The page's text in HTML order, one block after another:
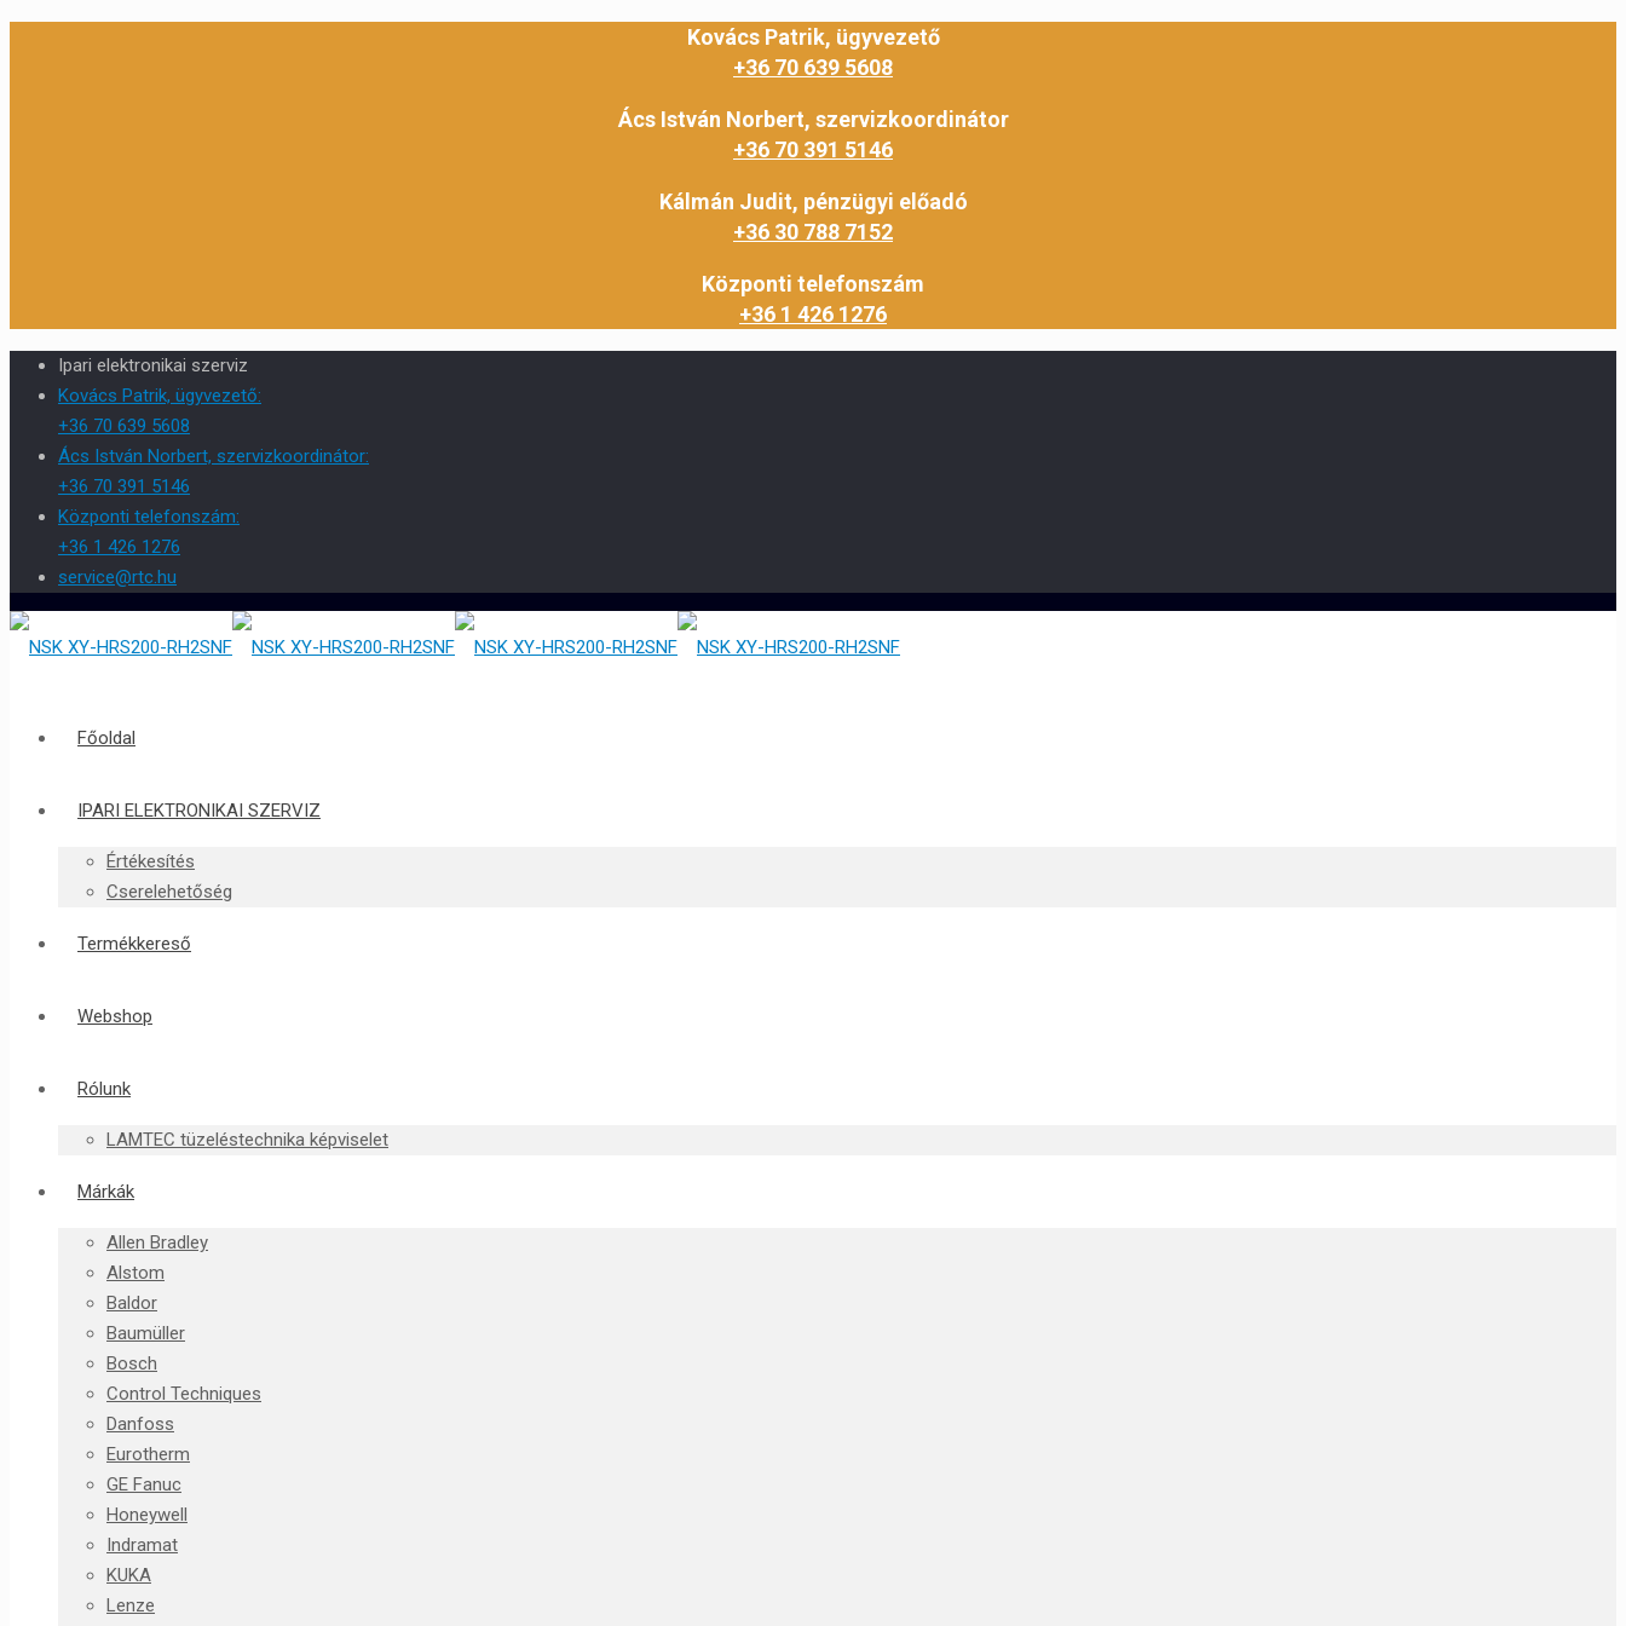
Kovács Patrik, ügyvezető
+36 70 639 5608
Ács István Norbert, szervizkoordinátor
+36 70 391 5146
Kálmán Judit, pénzügyi előadó
+36 30 788 7152
Központi telefonszám
+36 1 426 1276
Ipari elektronikai szerviz
Kovács Patrik, ügyvezető:
+36 70 639 5608
Ács István Norbert, szervizkoordinátor:
+36 70 391 5146
Központi telefonszám:
+36 1 426 1276
service@rtc.hu
Főoldal
IPARI ELEKTRONIKAI SZERVIZ
Értékesítés
Cserelehetőség
Termékkereső
Webshop
Rólunk
LAMTEC tüzeléstechnika képviselet
Márkák
Allen Bradley
Alstom
Baldor
Baumüller
Bosch
Control Techniques
Danfoss
Eurotherm
GE Fanuc
Honeywell
Indramat
KUKA
Lenze